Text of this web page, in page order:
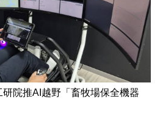
院推AI越野「畜牧場保全機器